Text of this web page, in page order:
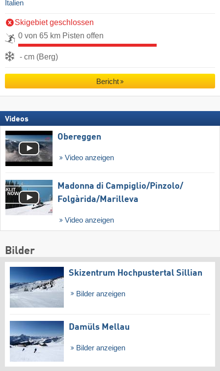
Italien
Skigebiet geschlossen
0 von 65 km Pisten offen
- cm (Berg)
Bericht
Videos
Obereggen
Video anzeigen
Madonna di Campiglio/​Pinzolo/​
Folgàrida/​Marilleva
Video anzeigen
Bilder
Skizentrum Hochpustertal Sillian
Bilder anzeigen
Damüls Mellau
Bilder anzeigen